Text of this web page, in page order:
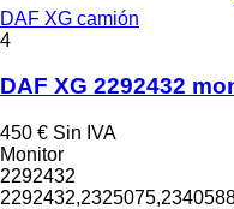
DAF XG camión
4
DAF XG 2292432
450 € Sin IVA
Monitor
2292432